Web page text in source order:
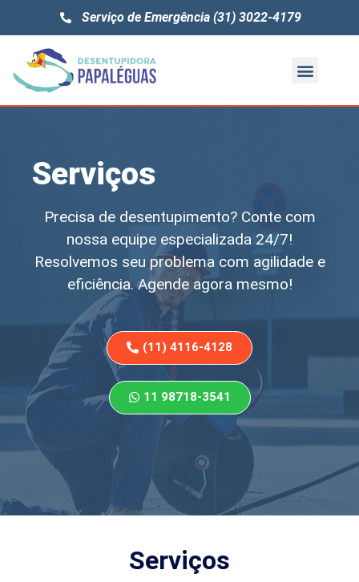
Serviço de Emergência (31) 3022-4179
Serviços
Precisa de desentupimento? Conte com
nossa equipe especializada 24/7!
Resolvemos seu problema com agilidade e
eficiência. Agende agora mesmo!
(11) 4116-4128
11 98718-3541
Serviços